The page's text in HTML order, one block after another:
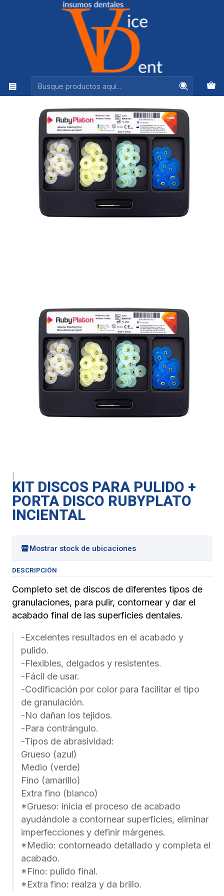
Ventas +56944575313
FRESAS Y PULIDO
KIT DISCOS PARA PULIDO + PORTA DISCO RUBYPLATO
KIT DISCOS PARA PULIDO +
PORTA DISCO RUBYPLATO
INCIENTAL
Mostrar stock de ubicaciones
DESCRIPCIÓN
Completo set de discos de diferentes tipos de
granulaciones, para pulir, contornear y dar el
acabado final de las superficies dentales.
-Excelentes resultados en el acabado y
pulido.
-Flexibles, delgados y resistentes.
-Fácil de usar.
-Codificación por color para facilitar el tipo
de granulación.
-No dañan los tejidos.
-Para contrángulo.
-Tipos de abrasividad:
Grueso (azul)
Medio (verde)
Fino (amarillo)
Extra fino (blanco)
*Grueso: inicia el proceso de acabado
ayudándole a contornear superficies, eliminar
imperfecciones y definir márgenes.
*Medio: contorneado detallado y completa el
acabado.
*Fino: pulido final.
*Extra fino: realza y da brillo.